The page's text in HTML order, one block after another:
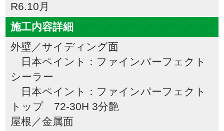
R6.10月
施工内容詳細
外壁／サイディング面
日本ペイント：ファインパーフェクト
シーラー
日本ペイント：ファインパーフェクト
トップ 72-30H 3分艶
屋根／金属面